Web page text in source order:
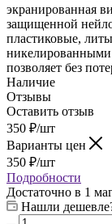
экранированная
защищенной
пластиковые,
никелированными
позволяет без
Наличие
Отзывы
Оставить отзыв
350 ₽/шт
Варианты цен
350 ₽/шт
Подробности
Достаточно в 1
Нашли